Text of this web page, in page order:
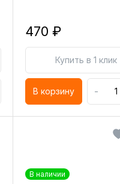
470 ₽
Купить в 1 клик
В корзину -
В наличии